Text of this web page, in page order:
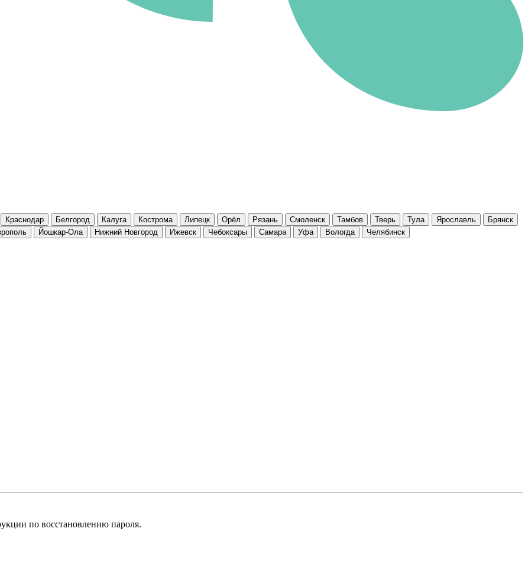
Краснодар Белгород Калуга Кострома Липецк Орёл Рязань Смоленск Тамбов Тверь Тула Ярославль
Брянск
Йошкар-Ола Нижний Новгород Ижевск Чебоксары Самара Уфа Вологда Челябинск
по восстановлению пароля.